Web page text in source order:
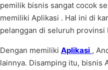
pemilik bisnis sangat cocok
memiliki Aplikasi . Hal ini di
pelanggan di seluruh provinsi
Dengan memiliki Aplikasi ,
lainnya. Disamping itu, bisnis